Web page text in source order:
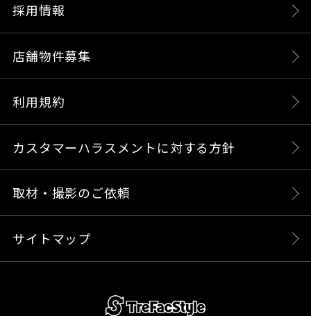
採用情報
店舗物件募集
利用規約
カスタマーハラスメントに対する方針
取材・撮影のご依頼
サイトマップ